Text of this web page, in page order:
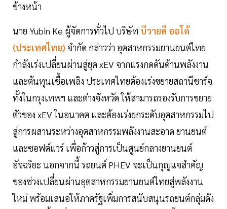
ข้างหน้า
นาย Yubin Ke ผู้จัดการทั่วไป บริษัท บีวายดี ออโต้
(ประเทศไทย) จำกัด กล่าวว่า อุตสาหกรรมยานยนต์ไทย
กำลังเร่งเปลี่ยนผ่านสู่ยุค xEV จากแรงกดดันด้านพลังงาน
และต้นทุนเชื้อเพลิง ประเทศไทยต้องเร่งขยายสถานีชาร์จ
ทั้งในกรุงเทพฯ และต่างจังหวัด ให้สามารถรองรับการขยาย
ตัวของ xEV ในอนาคต และต้องเร่งยกระดับอุตสาหกรรมไป
สู่การผสานระหว่างอุตสาหกรรมพลังงานสะอาด ยานยนต์
และซอฟต์แวร์ เพื่อก้าวสู่การเป็นศูนย์กลางยานยนต์
อัจฉริยะ นอกจากนี้ รถยนต์ PHEV จะเป็นกุญแจสำคัญ
ของช่วงเปลี่ยนผ่านอุตสาหกรรมยานยนต์ไทยสู่พลังงาน
ใหม่ พร้อมเสนอให้ภาครัฐเพิ่มการสนับสนุนรถยนต์กลุ่มดัง